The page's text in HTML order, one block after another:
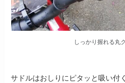
しっかり握れる丸
サドルはおしりにピタッと吸い付